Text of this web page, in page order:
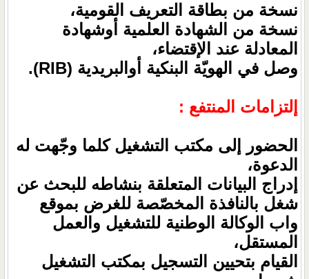
نسخة من بطاقة التعريف القومية،
نسخة من الشهادة العلمية أوشهادة
المعادلة عند الإقتضاء،
وصل في الهويّة البنكية أوالبريدية (RIB).
إلتزامات المنتفع :
الحضور إلى مكتب التشغيل كلما وجّهت له
الدعوة،
إدراج البيانات المتعلقة بنشاطه للبحث عن
شغل بالنافذة المخصّصة للغرض بموقع
واب الوكالة الوطنية للتشغيل والعمل
المستقل،
القيام بتحيين التسجيل بمكتب التشغيل